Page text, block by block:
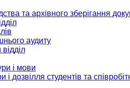
та архівного зберігання
аудиту
і мови
і дозвілля студентів та